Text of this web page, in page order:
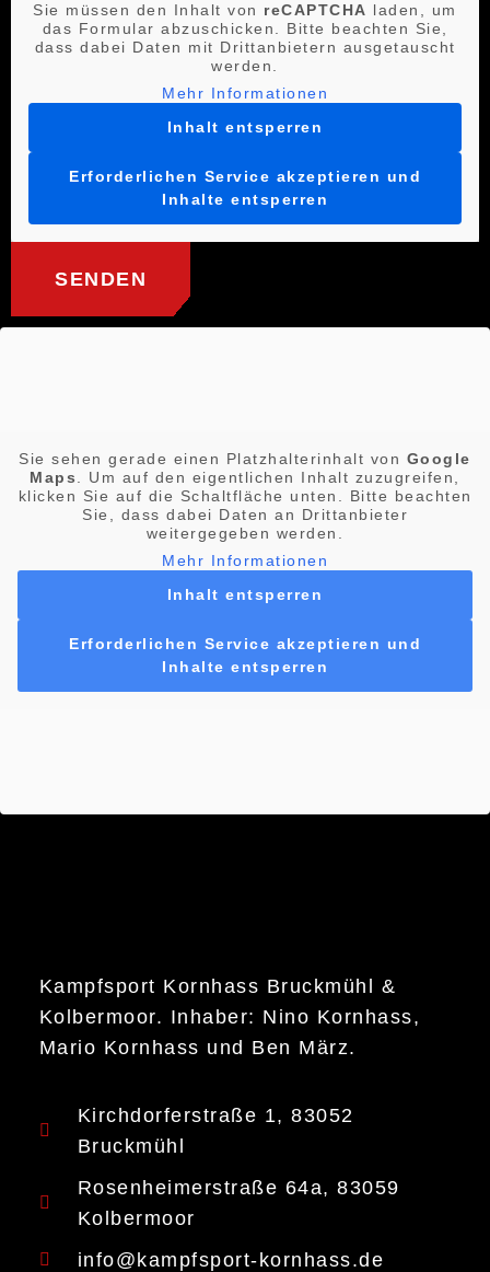
Sie müssen den Inhalt von reCAPTCHA laden, um
das Formular abzuschicken. Bitte beachten Sie,
dass dabei Daten mit Drittanbietern ausgetauscht
werden.
Mehr Informationen
Inhalt entsperren
Erforderlichen Service akzeptieren und
Inhalte entsperren
SENDEN
Sie sehen gerade einen Platzhalterinhalt von Google
Maps
. Um auf den eigentlichen Inhalt zuzugreifen,
klicken Sie auf die Schaltfläche unten. Bitte beachten
Sie, dass dabei Daten an Drittanbieter
weitergegeben werden.
Mehr Informationen
Inhalt entsperren
Erforderlichen Service akzeptieren und
Inhalte entsperren
Kampfsport Kornhass Bruckmühl &
Kolbermoor. Inhaber: Nino Kornhass,
Mario Kornhass und Ben März.
Kirchdorferstraße 1, 83052
Bruckmühl
Rosenheimerstraße 64a, 83059
Kolbermoor
info@kampfsport-kornhass.de